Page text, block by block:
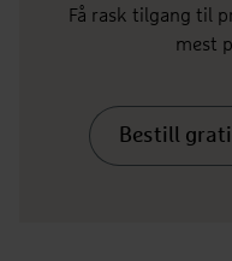
Få rask tilgang til
mest
Bestill